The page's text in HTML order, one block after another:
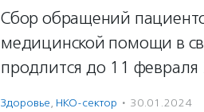
Сбор обращений
медицинской помощи в
продлится до 11 февраля
Здоровье, НКО-сектор · 30.01.2024